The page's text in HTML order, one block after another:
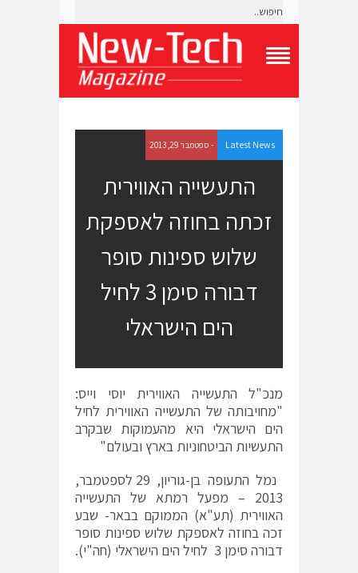
g
l
e
N
Latest News - ספטמבר 29, 2013
התעשייה האווירית
זכתה בחוזה לאספקת
שלוש ספינות סופר
דבורה סימן 3 לחיל
הים הישראלי
מנכ"ל התעשייה האווירית יוסי וייס:
"מחויבותה של התעשייה האווירית לחיל
הים הישראלי היא מהעמוקות שבקרב
התעשיות הביטחוניות בארץ ובעולם"
נמל התעופה בן-גוריון, 29 לספטמבר,
2013 – מפעל רמתא של התעשייה
האווירית (תע"א) הממוקם בבאר- שבע
זכה בחוזה לאספקת שלוש ספינות סופר
דבורה סימן 3 לחיל הים הישראלי (חה"י).